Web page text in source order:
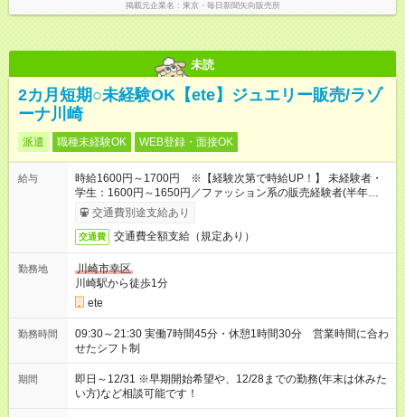
掲載元企業名 東京・毎日新聞矢向販売所
未読
2カ月短期○未経験OK【ete】ジュエリー販売/ラゾ
ーナ川崎
派遣 職種未経験OK WEB登録・面接OK
給与
時給1600円～1700円 ※【経験次第で時給UP！】 未経験者・
学生：1600円～1650円／ファッション系の販売経験者(半年以
上)：1650円～1700円
交通費別途支給あり
交通費 交通費全額支給（規定あり）
勤務地
川崎市幸区
川崎駅から徒歩1分
ete
勤務時間
09:30～21:30 実働7時間45分・休憩1時間30分 営業時間に合わ
せたシフト制
期間
即日～12/31 ※早期開始希望や、12/28までの勤務(年末は休みた
い方)など相談可能です！